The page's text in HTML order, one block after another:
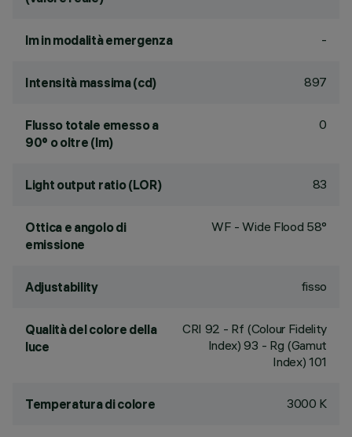
lm in modalità emergenza -
Intensità massima (cd) 897
Flusso totale emesso a
90° o oltre (lm)
0
Light output ratio (LOR) 83
Ottica e angolo di
emissione
WF - Wide Flood 58°
Adjustability fisso
Qualità del colore della
luce
CRI 92 - Rf (Colour Fidelity
Index) 93 - Rg (Gamut
Index) 101
Temperatura di colore 3000 K